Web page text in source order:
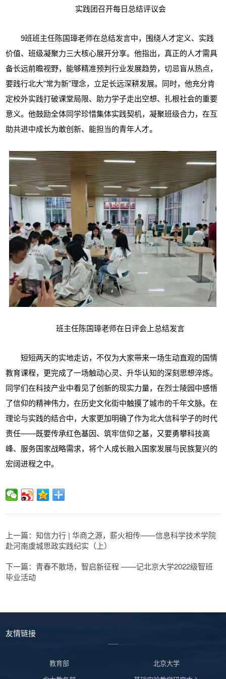
实践团召开每日总结评议会
9班班主任陈国璋老师在总结发言中，围绕人才定义、实践
价值、班级凝聚力三大核心展开分享。他指出，真正的人才需具
备长远前瞻视野，能够精准预判行业发展趋势，切忌盲从热点，
要践行北大"常为新"理念，立足长远深耕发展。同时，他充分肯
定校外实践打破课堂局限、助力学子走出空想、扎根社会的重要
意义。他鼓励全体同学珍惜集体实践契机，凝聚班级合力，在互
助共进中成长为敢创新、能担当的青年人才。
班主任陈国璋老师在日评会上总结发言
短短两天的实地走访，不仅为大家带来一场生动直观的国情
教育课程，更完成了一场触动心灵、升华认知的深刻思想淬炼。
同学们在科技产业中看见了创新的现实力量，在烈士陵园中感悟
了信仰的精神伟力，在历史文化街中触摸了城市的千年文脉。在
理论与实践的结合中，大家更加明确了作为北大信科学子的时代
责任——既要传承红色基因、筑牢信仰之基，又要勇攀科技高
峰、服务国家战略需求，将个人成长融入国家发展与民族复兴的
宏阔进程之中。
上一篇：知信力行 | 华商之源，薪火相传——信息科学技术学院
赴河南虞城思政实践纪实（上）
下一篇：青春不散场，智启新征程 ——记北京大学2022级智班
毕业活动
友情链接
教育部
北京大学